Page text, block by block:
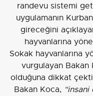
randevu sistemi
uygulamanın
gireceğini
hayvanlarına
Sokak hayvanlarına
vurgulayan Bakan
olduğuna dikkat
Bakan Koca,